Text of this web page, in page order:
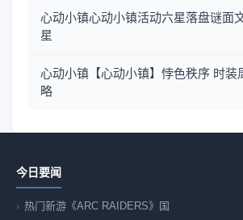
心动小镇心动小镇活动六星落盘谜面
星
心动小镇【心动小镇】悖色秩序 时装
略
今日要闻
热门新游《ARC RAIDERS》国